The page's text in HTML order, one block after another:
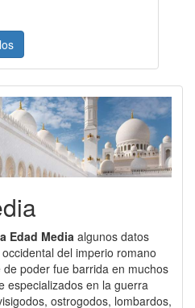
Edad Media algunos datos
poder fue barrida en muchos
especializados en la guerra
ostrogodos, lombardos,